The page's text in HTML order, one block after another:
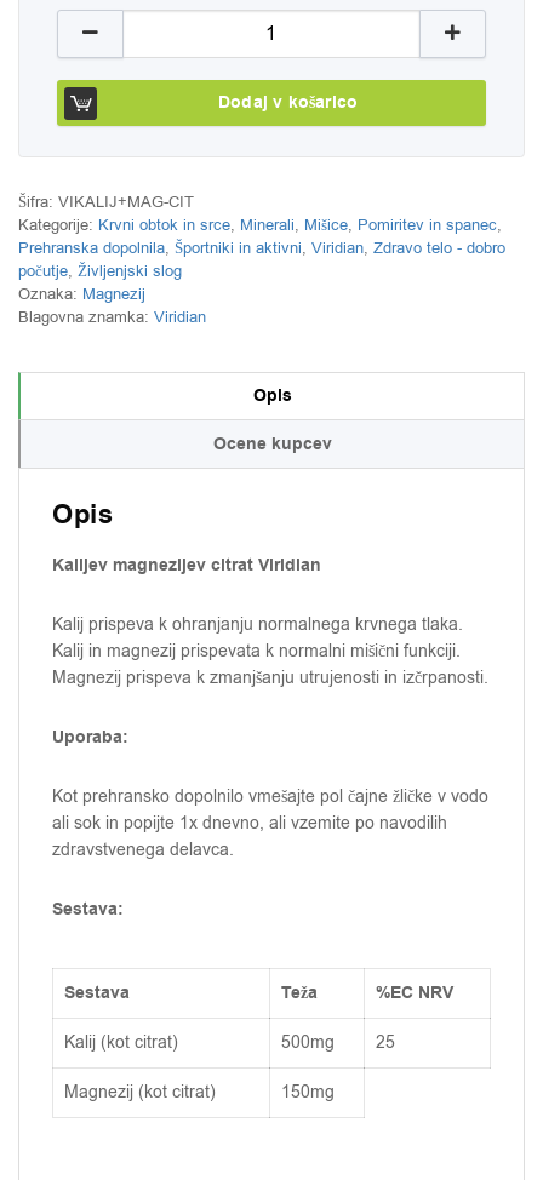
Kalijev magnezijev citrat Viridian, 150 g količina
Dodaj v košarico
Šifra: VIKALIJ+MAG-CIT
Kategorije: Krvni obtok in srce, Minerali, Mišice, Pomiritev in spanec,
Prehranska dopolnila, Športniki in aktivni, Viridian, Zdravo telo - dobro
počutje, Življenjski slog
Oznaka: Magnezij
Blagovna znamka: Viridian
Opis
Ocene kupcev
Opis
Kalijev magnezijev citrat Viridian
Kalij prispeva k ohranjanju normalnega krvnega tlaka.
Kalij in magnezij prispevata k normalni mišični funkciji.
Magnezij prispeva k zmanjšanju utrujenosti in izčrpanosti.
Uporaba:
Kot prehransko dopolnilo vmešajte pol čajne žličke v vodo
ali sok in popijte 1x dnevno, ali vzemite po navodilih
zdravstvenega delavca.
Sestava:
Sestava Teža %EC NRV
Kalij (kot citrat) 500mg 25
Magnezij (kot citrat) 150mg